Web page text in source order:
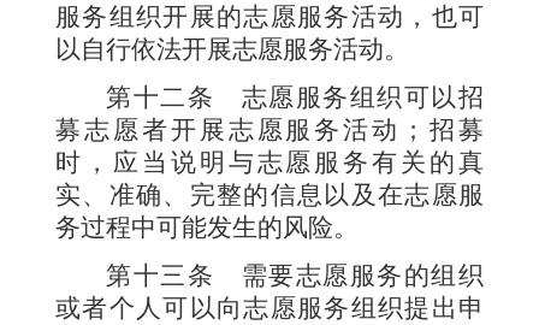
服务组织开展的志愿服务活动，也可
以自行依法开展志愿服务活动。
第十二条 志愿服务组织可以招
募志愿者开展志愿服务活动；招募
时，应当说明与志愿服务有关的真
实、准确、完整的信息以及在志愿服
务过程中可能发生的风险。
第十三条 需要志愿服务的组织
或者个人可以向志愿服务组织提出申